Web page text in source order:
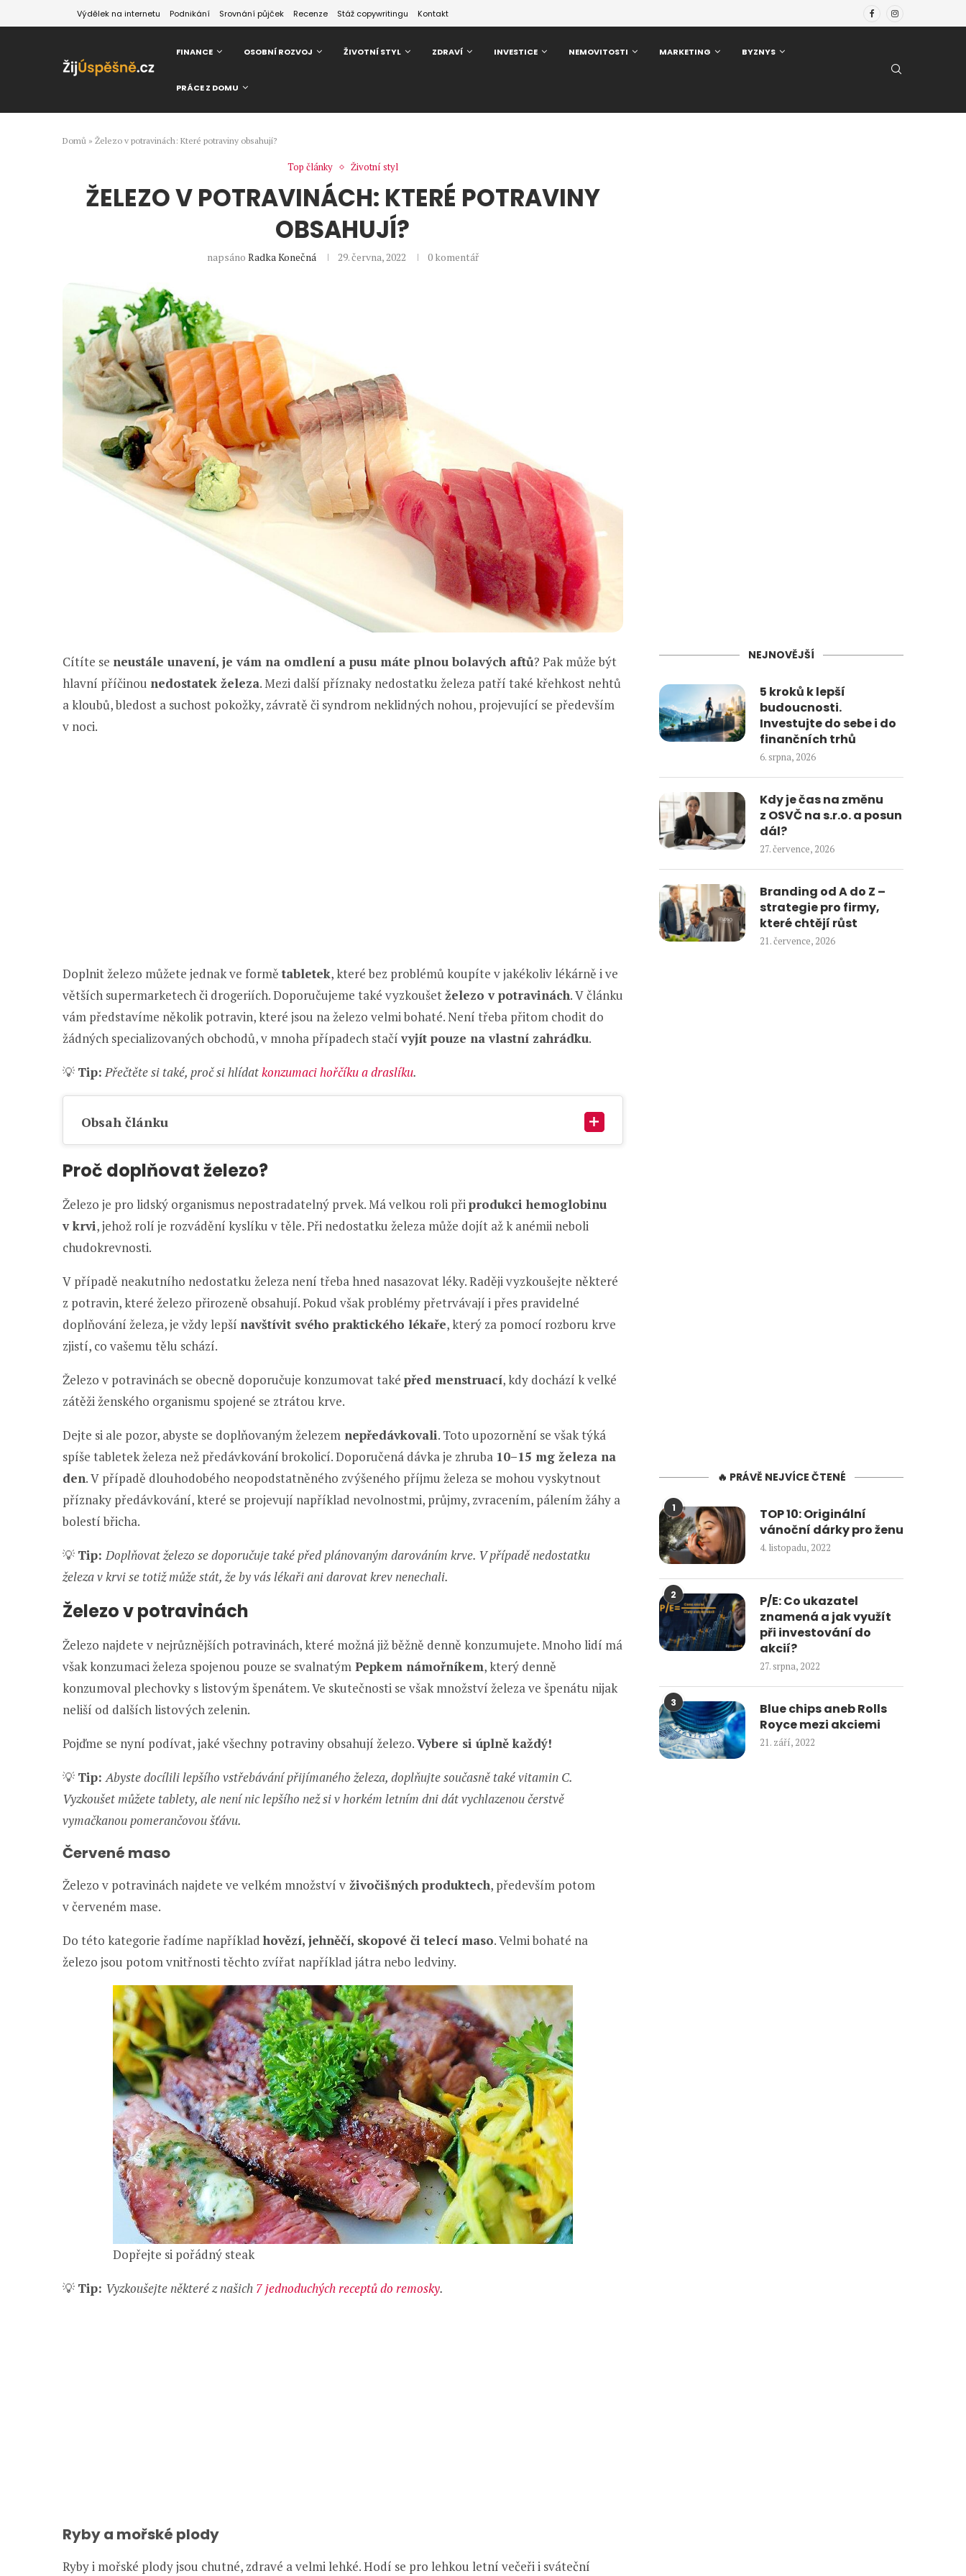
Výdělek na internetu Podnikání Srovnání půjček Recenze Stáž copywritingu Kontakt
FINANCE OSOBNÍ ROZVOJ ŽIVOTNÍ STYL ZDRAVÍ INVESTICE NEMOVITOSTI MARKETING BYZNYS
PRÁCE Z DOMU
Domů » Železo v potravinách: Které potraviny obsahují?
Top články Životní styl
ŽELEZO V POTRAVINÁCH: KTERÉ POTRAVINY
OBSAHUJÍ?
napsáno Radka Konečná 29. června, 2022 0 komentář
Cítíte se neustále unavení, je vám na omdlení a pusu máte plnou bolavých aftů? Pak může být
hlavní příčinou nedostatek železa. Mezi další příznaky nedostatku železa patří také křehkost nehtů
a kloubů, bledost a suchost pokožky, závratě či syndrom neklidných nohou, projevující se především
v noci.
Doplnit železo můžete jednak ve formětabletek, které bez problémů koupíte v jakékoliv lékárně i ve
větších supermarketech či drogeriích. Doporučujeme také vyzkoušetželezo v potravinách. V článku
vám představíme několik potravin, které jsou na železo velmi bohaté. Není třeba přitom chodit do
žádných specializovaných obchodů, v mnoha případech stačí vyjít pouze na vlastní zahrádku.
💡 Tip: Přečtěte si také, proč si hlídatkonzumaci hořčíku a draslíku.
Obsah článku
Proč doplňovat železo?
Železo je pro lidský organismus nepostradatelný prvek. Má velkou roli připrodukci hemoglobinu
v krvi, jehož rolí je rozvádění kyslíku v těle. Při nedostatku železa může dojít až k anémii neboli
chudokrevnosti.
V případě neakutního nedostatku železa není třeba hned nasazovat léky. Raději vyzkoušejte některé
z potravin, které železo přirozeně obsahují. Pokud však problémy přetrvávají i přes pravidelné
doplňování železa, je vždy lepší navštívit svého praktického lékaře, který za pomocí rozboru krve
zjistí, co vašemu tělu schází.
Železo v potravinách se obecně doporučuje konzumovat také před menstruací, kdy dochází k velké
zátěži ženského organismu spojené se ztrátou krve.
Dejte si ale pozor, abyste se doplňovaným železem nepředávkovali. Toto upozornění se však týká
spíše tabletek železa než předávkování brokolicí. Doporučená dávka je zhruba 10–15 mg železa na
den. V případě dlouhodobého neopodstatněného zvýšeného příjmu železa se mohou vyskytnout
příznaky předávkování, které se projevují například nevolnostmi, průjmy, zvracením, pálením žáhy a
bolestí břicha.
💡 Tip:Doplňovat železo se doporučuje také před plánovaným darováním krve. V případě nedostatku
železa v krvi se totiž může stát, že by vás lékaři ani darovat krev nenechali.
Železo v potravinách
Železo najdete v nejrůznějších potravinách, které možná již běžně denně konzumujete. Mnoho lidí má
však konzumaci železa spojenou pouze se svalnatým Pepkem námořníkem, který denně
konzumoval plechovky s listovým špenátem. Ve skutečnosti se však množství železa ve špenátu nijak
neliší od dalších listových zelenin.
Pojďme se nyní podívat, jaké všechny potraviny obsahují železo.Vybere si úplně každý!
💡 Tip:Abyste docílili lepšího vstřebávání přijímaného železa, doplňujte současně také vitamin C.
Vyzkoušet můžete tablety, ale není nic lepšího než si v horkém letním dni dát vychlazenou čerstvě
vymačkanou pomerančovou šťávu.
Červené maso
Železo v potravinách najdete ve velkém množství v živočišných produktech, především potom
v červeném mase.
Do této kategorie řadíme například hovězí, jehněčí, skopové či telecí maso. Velmi bohaté na
železo jsou potom vnitřnosti těchto zvířat například játra nebo ledviny.
Dopřejte si pořádný steak
💡 Tip: Vyzkoušejte některé z našich 7 jednoduchých receptů do remosky.
Ryby a mořské plody
Ryby i mořské plody jsou chutné, zdravé a velmi lehké. Hodí se pro lehkou letní večeři i sváteční
NEJNOVĚJŠÍ
5 kroků k lepší
budoucnosti.
Investujte do sebe i do
finančních trhů
6. srpna, 2026
Kdy je čas na změnu
z OSVČ na s.r.o. a posun
dál?
27. července, 2026
Branding od A do Z –
strategie pro firmy,
které chtějí růst
21. července, 2026
🔥 PRÁVĚ NEJVÍCE ČTENÉ
1
TOP 10: Originální
vánoční dárky pro ženu
4. listopadu, 2022
2
P/E: Co ukazatel
znamená a jak využít
při investování do
akcií?
27. srpna, 2022
3
Blue chips aneb Rolls
Royce mezi akciemi
21. září, 2022